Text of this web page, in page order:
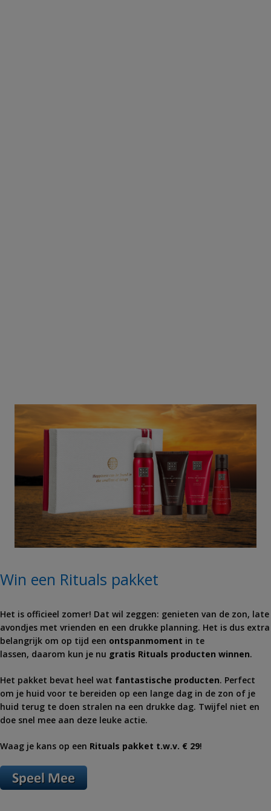
Win een Rituals pakket
Het is officieel zomer! Dat wil zeggen: genieten van de zon, late
avondjes met vrienden en een drukke planning. Het is dus extra
belangrijk om op tijd een ontspanmoment in te
lassen, daarom kun je nu gratis Rituals producten winnen.
Het pakket bevat heel wat fantastische producten. Perfect
om je huid voor te bereiden op een lange dag in de zon of je
huid terug te doen stralen na een drukke dag. Twijfel niet en
doe snel mee aan deze leuke actie.
Waag je kans op een Rituals pakket t.w.v. € 29!